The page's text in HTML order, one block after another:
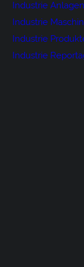
Industrie Anlagen
Industrie
Industrie
Industrie